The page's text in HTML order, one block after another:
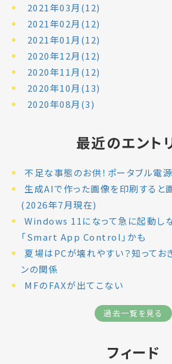
2021年03月(12)
2021年02月(12)
2021年01月(12)
2020年12月(12)
2020年11月(12)
2020年10月(13)
2020年08月(3)
最近のエント
不足な事態のお供！ポータブル電
生成AIで作った画像を印刷すると
(2026年7月現在)
Windows 11になって急に起動し
「Smart App Control」かも
夏場はPCが壊れやすい？知ってお
ンの関係
MFのFAXが出てこない
過去一覧を見る
フィード